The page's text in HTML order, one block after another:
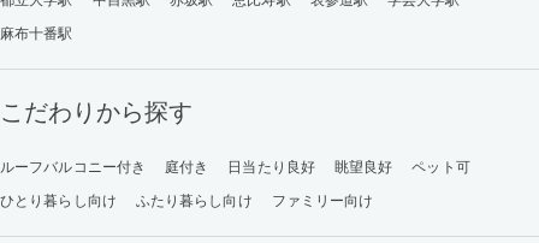
麻布十番駅
こだわりから探す
ルーフバルコニー付き 庭付き 日当たり良好 眺望良好
ペット可
ひとり暮らし向け
ふたり暮らし向け ファミリー向け